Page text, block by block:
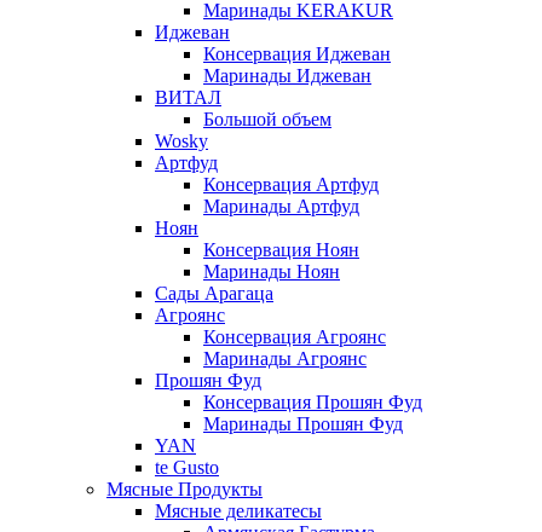
Маринады KERAKUR
Иджеван
Консервация Иджеван
Маринады Иджеван
ВИТАЛ
Большой объем
Wosky
Артфуд
Консервация Артфуд
Маринады Артфуд
Ноян
Консервация Ноян
Маринады Ноян
Сады Арагаца
Агроянс
Консервация Агроянс
Маринады Агроянс
Прошян Фуд
Консервация Прошян Фуд
Маринады Прошян Фуд
YAN
te Gusto
Мясные Продукты
Мясные деликатесы